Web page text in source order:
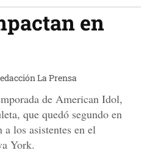
en
La Prensa
de American Idol,
que quedó segundo en
a los asistentes en el
York.